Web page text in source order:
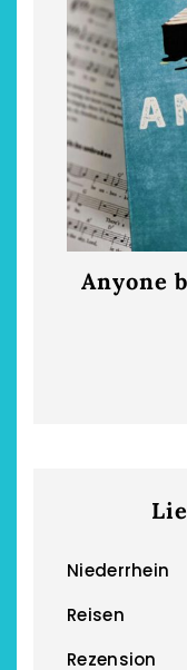
Anyone
Niederrhein
Reisen
Rezension